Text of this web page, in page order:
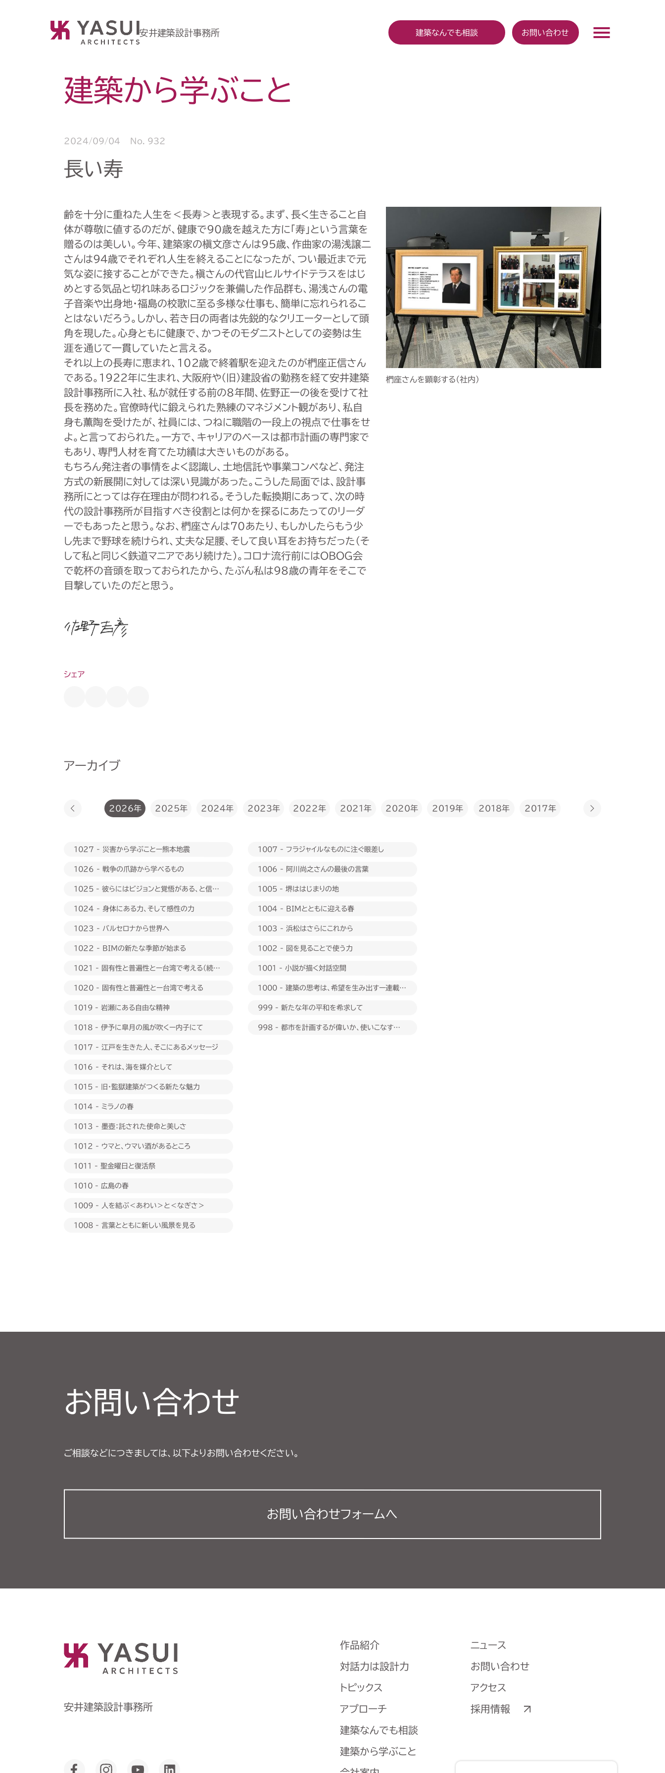
安井建築設計事務所 建築なんでも相談 お問い合わせ
建築から学ぶこと
2024/09/04 No. 932
長い寿
齢を十分に重ねた人生を＜長寿＞と表現する。まず、長く生きること自
体が尊敬に値するのだが、健康で90歳を越えた方に「寿」という言葉を
贈るのは美しい。今年、建築家の槇文彦さんは95歳、作曲家の湯浅譲二
さんは94歳でそれぞれ人生を終えることになったが、つい最近まで元
気な姿に接することができた。槇さんの代官山ヒルサイドテラスをはじ
めとする気品と切れ味あるロジックを兼備した作品群も、湯浅さんの電
子音楽や出身地・福島の校歌に至る多様な仕事も、簡単に忘れられるこ
とはないだろう。しかし、若き日の両者は先鋭的なクリエーターとして頭
角を現した。心身ともに健康で、かつそのモダニストとしての姿勢は生
涯を通じて一貫していたと言える。
それ以上の長寿に恵まれ、102歳で終着駅を迎えたのが椚座正信さん
である。1922年に生まれ、大阪府や（旧）建設省の勤務を経て安井建築
設計事務所に入社、私が就任する前の8年間、佐野正一の後を受けて社
長を務めた。官僚時代に鍛えられた熟練のマネジメント観があり、私自
身も薫陶を受けたが、社員には、つねに職階の一段上の視点で仕事をせ
よ。と言っておられた。一方で、キャリアのベースは都市計画の専門家で
もあり、専門人材を育てた功績は大きいものがある。
もちろん発注者の事情をよく認識し、土地信託や事業コンペなど、発注
方式の新展開に対しては深い見識があった。こうした局面では、設計事
務所にとっては存在理由が問われる。そうした転換期にあって、次の時
代の設計事務所が目指すべき役割とは何かを探るにあたってのリーダ
ーでもあったと思う。なお、椚座さんは70あたり、もしかしたらもう少
し先まで野球を続けられ、丈夫な足腰、そして良い耳をお持ちだった（そ
して私と同じく鉄道マニアであり続けた）。コロナ流行前にはOBOG会
で乾杯の音頭を取っておられたから、たぶん私は98歳の青年をそこで
目撃していたのだと思う。
椚座さんを顕彰する（社内）
シェア
アーカイブ
2026年 2025年 2024年 2023年 2022年 2021年 2020年 2019年 2018年 2017年 2016年
1027 - 災害から学ぶことー熊本地震
1026 - 戦争の爪跡から学べるもの
1025 - 彼らにはビジョンと覚悟がある、と信じ
1024 - 身体にある力、そして感性の力
1023 - バルセロナから世界へ
1022 - BIMの新たな季節が始まる
1021 - 固有性と普遍性とー台湾で考える（続
1020 - 固有性と普遍性とー台湾で考える
1019 - 岩瀬にある自由な精神
1018 - 伊予に皐月の風が吹くー内子にて
1017 - 江戸を生きた人、そこにあるメッセージ
1016 - それは、海を媒介として
1015 - 旧・監獄建築がつくる新たな魅力
1014 - ミラノの春
1013 - 墨壺：託された使命と美しさ
1012 - ウマと、ウマい酒があるところ
1011 - 聖金曜日と復活祭
1010 - 広島の春
1009 - 人を結ぶ＜あわい＞と＜なぎさ＞
1008 - 言葉とともに新しい風景を見る
1007 - フラジャイルなものに注ぐ眼差し
1006 - 阿川尚之さんの最後の言葉
1005 - 堺ははじまりの地
1004 - BIMとともに迎える春
1003 - 浜松はさらにこれから
1002 - 図を見ることで使う力
1001 - 小説が描く対話空間
1000 - 建築の思考は、希望を生み出すー連載
999 - 新たな年の平和を希求して
998 - 都市を計画するが偉いか、使いこなすが偉
お問い合わせ
ご相談などにつきましては、以下よりお問い合わせください。
お問い合わせフォームへ
安井建築設計事務所
作品紹介
対話力は設計力
トピックス
アプローチ
建築なんでも相談
建築から学ぶこと
ニュース
お問い合わせ
アクセス
採用情報